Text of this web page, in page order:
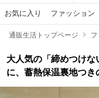
ー
バ
ュ
ー
お気に入り ファッション
通販生活トップページ
大人気の「締めつけな
に、蓄熱保温裏地つき